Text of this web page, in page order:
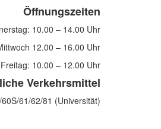
Öffnungszeiten
10.00 – 14.00 Uhr
12.00 – 16.00 Uhr
Freitag: 10.00 – 12.00 Uhr
Verkehrsmittel
61/62/81 (Universität)